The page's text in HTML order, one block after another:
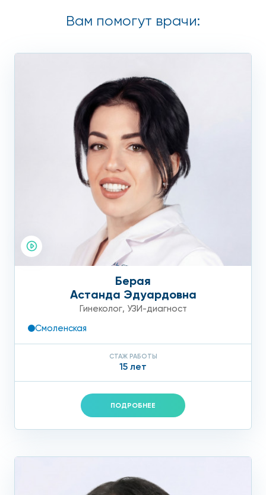
Вам помогут врачи:
Берая
Астанда Эдуардовна
Гинеколог, УЗИ-диагност
Смоленская
СТАЖ РАБОТЫ
15 лет
ПОДРОБНЕЕ